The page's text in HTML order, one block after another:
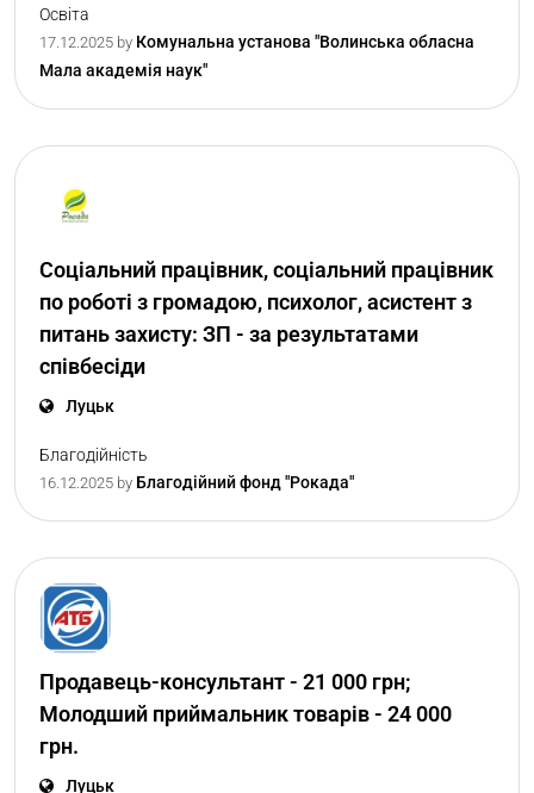
Освіта
17.12.2025 by Комунальна установа "Волинська обласна
Мала академія наук"
Соціальний працівник, соціальний працівник
по роботі з громадою, психолог, асистент з
питань захисту: ЗП - за результатами
співбесіди
Луцьк
Благодійність
16.12.2025 by Благодійний фонд "Рокада"
Продавець-консультант - 21 000 грн;
Молодший приймальник товарів - 24 000
грн.
Луцьк